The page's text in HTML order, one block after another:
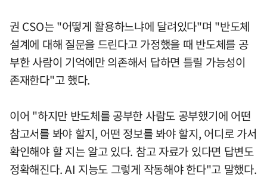
권 CSO는 "어떻게 활용하느냐에 달려있다"며 "반도체
설계에 대해 질문을 드린다고 가정했을 때 반도체를 공
부한 사람이 기억에만 의존해서 답하면 틀릴 가능성이
존재한다"고 했다.
이어 "하지만 반도체를 공부한 사람도 공부했기에 어떤
참고서를 봐야 할지, 어떤 정보를 봐야 할지, 어디로 가서
확인해야 할 지는 알고 있다. 참고 자료가 있다면 답변도
정확해진다. AI 지능도 그렇게 작동해야 한다"고 말했다.